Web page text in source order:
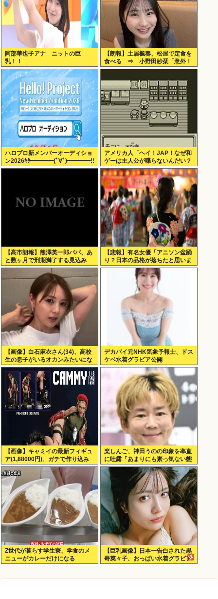
阿部華也子アナ ニットの巨
乳！！
【朗報】土居楓奏、松屋で定食を
食べる ⇒ 小野田紗栞「意外！
親近感持った」
ハロプロ新メンバーオーディショ
ン2026ｷﾀ━━━━(ﾟ∀ﾟ)━━━━!!
アメリカ人「ヘイ！JAP！なぜ和
ゲーは主人公が喋らないんだい？
異様だよ？」
【高市朗報】熊澤英一郎パパ、あ
と数ヶ月で刑期満了する見込み
【悲報】有名女優「アニソン盆踊
り？日本の品格が落ちたと思いま
した」 → ネット「大麻おばさん
が語る品格とは」
【画像】白石麻衣さん(34)、高校
生の息子がいるオカンみたいにな
ってしまう
デカパイ元NHK気象予報士、ドス
ケベ水着グラビア公開
【画像】キャミイの最新フィギュ
ア(1,88000円)、ガチで作り込み
がエグすぎる
楽しんご、神田うのの印象を率直
に吐露「あまりにも素っ気ない態
度を取られて寂しい」
Z世代が暮らす学生寮、学食のメ
ニューがカレーだけになる
【巨乳画像】日本一告白された黒
嵜菜々子、おっぱい水着グラビア